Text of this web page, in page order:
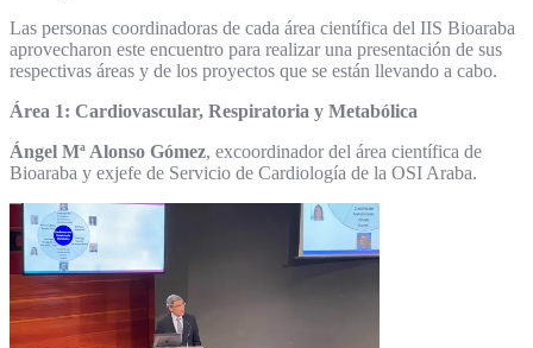
Las personas coordinadoras de cada área científica del IIS Bioaraba
aprovecharon este encuentro para realizar una presentación de sus
respectivas áreas y de los proyectos que se están llevando a cabo.
Área 1: Cardiovascular, Respiratoria y Metabólica
Ángel Mª Alonso Gómez, excoordinador del área científica de
Bioaraba y exjefe de Servicio de Cardiología de la OSI Araba.